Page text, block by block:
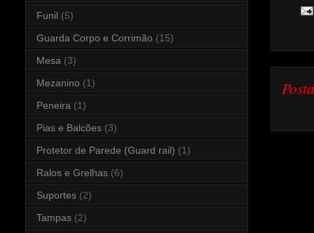
Funil (5)
Guarda Corpo e Corrimão (15)
Mesa (3)
Mezanino (1)
Peneira (1)
Pias e Balcões (3)
Protetor de Parede (Guard rail) (1)
Ralos e Grelhas (6)
Suportes (2)
Tampas (2)